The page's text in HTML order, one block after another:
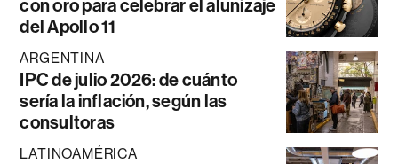
con oro para celebrar el alunizaje
del Apollo 11
ARGENTINA
IPC de julio 2026: de cuánto
sería la inflación, según las
consultoras
LATINOAMÉRICA